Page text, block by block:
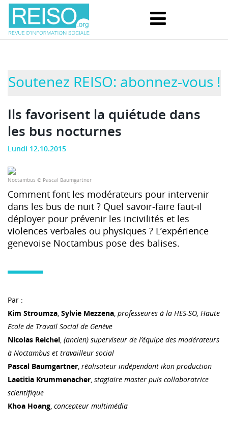
Soutenez REISO: abonnez-vous !
Ils favorisent la quiétude dans
les bus nocturnes
Lundi 12.10.2015
Noctambus © Pascal B­aumgartner
Comment font les modérateurs pour intervenir
dans les bus de nuit ? Quel savoir-faire faut-il
déployer pour prévenir les incivilités et les
violences verbales ou physiques ? L’expérience
genevoise Noctambus pose des balises.
Par :
Kim Stroumza, Sylvie Mezzena, professeures à la HES-SO, Haute
Ecole de Travail Social de Genève
Nicolas Reichel, (ancien) superviseur de l’équipe des modérateurs
à Noctambus et travailleur social
Pascal Baumgartner, réalisateur indépendant ikon production
Laetitia Krummenacher, stagiaire master puis collaboratrice
scientifique
Khoa Hoang, concepteur multimédia